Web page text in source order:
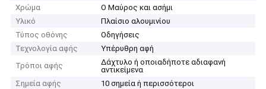
Χρώμα
Ο Μαύρος και ασήμι
Υλικό
Πλαίσιο αλουμινίου
Τύπος οθόνης
Οδηγήσεις
Τεχνολογία αφής
Υπέρυθρη αφή
Τρόποι αφής
Δάχτυλο ή οποιαδήποτε αδιαφανή
αντικείμενα
Σημεία αφής
10 σημεία ή περισσότεροι